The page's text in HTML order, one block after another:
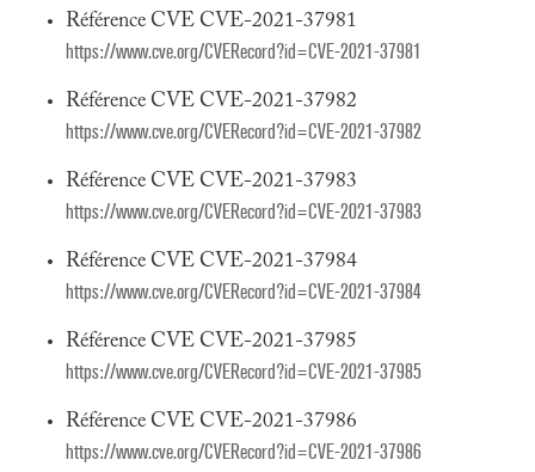
Référence CVE CVE-2021-37981
https://www.cve.org/CVERecord?id=CVE-2021-37981
Référence CVE CVE-2021-37982
https://www.cve.org/CVERecord?id=CVE-2021-37982
Référence CVE CVE-2021-37983
https://www.cve.org/CVERecord?id=CVE-2021-37983
Référence CVE CVE-2021-37984
https://www.cve.org/CVERecord?id=CVE-2021-37984
Référence CVE CVE-2021-37985
https://www.cve.org/CVERecord?id=CVE-2021-37985
Référence CVE CVE-2021-37986
https://www.cve.org/CVERecord?id=CVE-2021-37986